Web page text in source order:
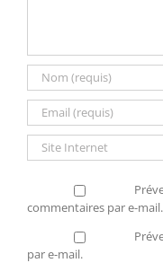
commentaires par e-mail.
par e-mail.